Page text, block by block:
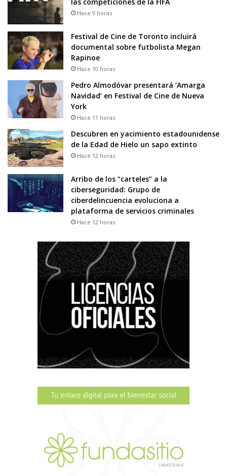
Hace 9 horas
Festival de Cine de Toronto incluirá
documental sobre futbolista Megan
Rapinoe
Hace 10 horas
Pedro Almodóvar presentará ‘Amarga
Navidad’ en Festival de Cine de Nueva
York
Hace 11 horas
Descubren en yacimiento estadounidense
de la Edad de Hielo un sapo extinto
Hace 12 horas
Arribo de los “carteles” a la
ciberseguridad: Grupo de
ciberdelincuencia evoluciona a
plataforma de servicios criminales
Hace 12 horas